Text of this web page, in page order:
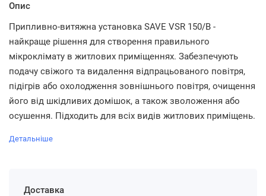
Опис
Припливно-витяжна установка SAVE VSR 150/B -
найкраще рішення для створення правильного
мікроклімату в житлових приміщеннях. Забезпечують
подачу свіжого та видалення відпрацьованого повітря,
підігрів або охолодження зовнішнього повітря, очищення
його від шкідливих домішок, а також зволоження або
осушення. Підходить для всіх видів житлових приміщень.
Детальніше
Доставка